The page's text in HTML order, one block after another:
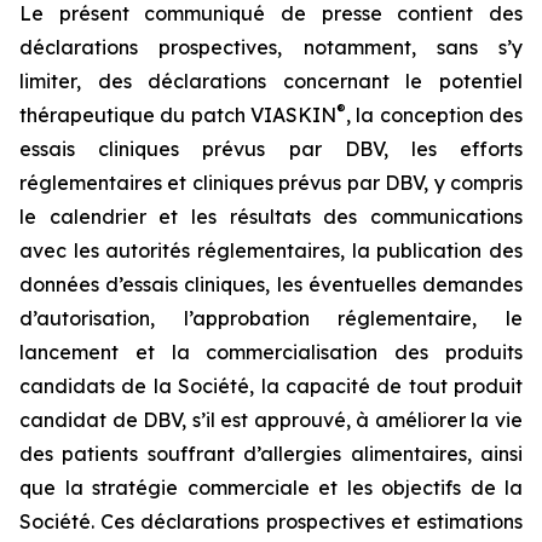
Le présent communiqué de presse contient des
déclarations prospectives, notamment, sans s’y
limiter, des déclarations concernant le potentiel
thérapeutique du patch VIASKIN®, la conception des
essais cliniques prévus par DBV, les efforts
réglementaires et cliniques prévus par DBV, y compris
le calendrier et les résultats des communications
avec les autorités réglementaires, la publication des
données d’essais cliniques, les éventuelles demandes
d’autorisation, l’approbation réglementaire, le
lancement et la commercialisation des produits
candidats de la Société, la capacité de tout produit
candidat de DBV, s’il est approuvé, à améliorer la vie
des patients souffrant d’allergies alimentaires, ainsi
que la stratégie commerciale et les objectifs de la
Société. Ces déclarations prospectives et estimations